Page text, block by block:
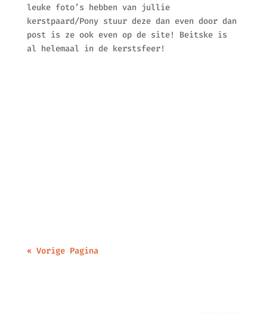
leuke foto’s hebben van jullie
kerstpaard/Pony stuur deze dan even door dan
post is ze ook even op de site! Beitske is
al helemaal in de kerstsfeer!
« Vorige Pagina